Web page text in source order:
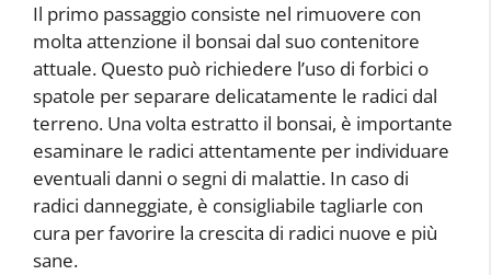
Il primo passaggio consiste nel rimuovere con
molta attenzione il bonsai dal suo contenitore
attuale. Questo può richiedere l’uso di forbici o
spatole per separare delicatamente le radici dal
terreno. Una volta estratto il bonsai, è importante
esaminare le radici attentamente per individuare
eventuali danni o segni di malattie. In caso di
radici danneggiate, è consigliabile tagliarle con
cura per favorire la crescita di radici nuove e più
sane.